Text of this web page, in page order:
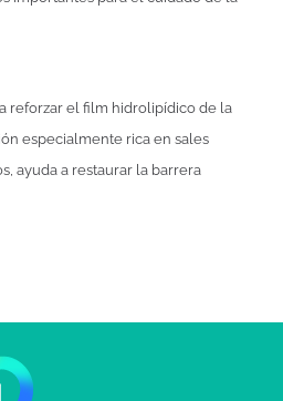
reforzar el film hidrolipídico de la
especialmente rica en sales
ayuda a restaurar la barrera